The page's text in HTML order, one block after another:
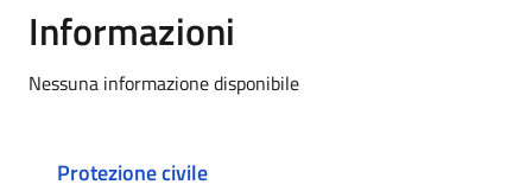
Informazioni
Nessuna informazione disponibile
Protezione civile